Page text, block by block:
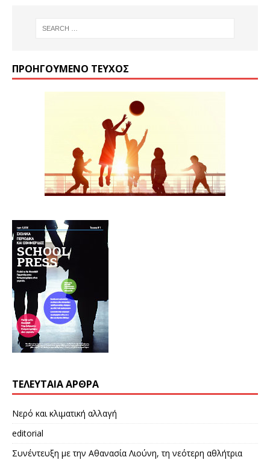
ΠΡΟΗΓΟΎΜΕΝΟ ΤΕΎΧΟΣ
ΤΕΛΕΥΤΑΊΑ ΆΡΘΡΑ
Νερό και κλιματική αλλαγή
editorial
Συνέντευξη με την Αθανασία Λιούνη, τη νεότερη αθλήτρια